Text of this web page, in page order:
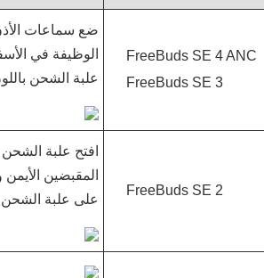
FreeBuds SE 4 ANC
FreeBuds SE 3
ضع سماعات
الوظيفة في
علبة الشحن
FreeBuds SE 2
افتح علبة
على علبة الشحن